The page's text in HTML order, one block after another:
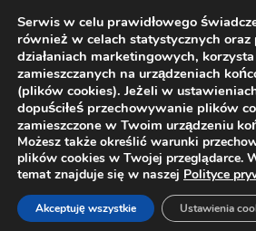
Strona główna Sklep
Uchwyt meblowy NOMET ENZO C-
Serwis w celu prawidłowego
również w celach statystycznych oraz
działaniach marketingowych,
zamieszczanych na urządzeniach
(plików cookies). Jeżeli w
dopuściłeś przechowywanie plików
zamieszczone w Twoim urządzeniu
Możesz także określić warunki
plików cookies w Twojej przeglądarce.
temat znajduje się w naszej Polityce
Akceptuję wszystkie Ustawienia